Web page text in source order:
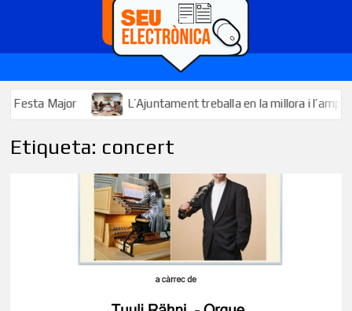
L’Ajuntament treballa en la millora i l’ampliació dels
Etiqueta: concert